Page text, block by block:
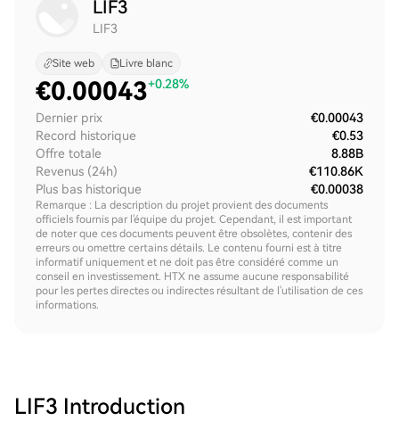
LIF3
LIF3
Site web Livre blanc
€0.00043+0.28%
Dernier prix
€0.00043
Record historique
€0.53
Offre totale
8.88B
Revenus (24h)
€110.86K
Plus bas historique
€0.00038
Remarque : La description du projet provient des documents
officiels fournis par l'équipe du projet. Cependant, il est important
de noter que ces documents peuvent être obsolètes, contenir des
erreurs ou omettre certains détails. Le contenu fourni est à titre
informatif uniquement et ne doit pas être considéré comme un
conseil en investissement. HTX ne assume aucune responsabilité
pour les pertes directes ou indirectes résultant de l'utilisation de ces
informations.
LIF3 Introduction